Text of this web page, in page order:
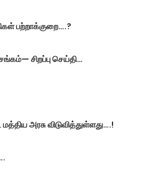
பற்றாக்குறை….?
சிறப்பு செய்தி…
அரசு விடுவித்துள்ளது….!